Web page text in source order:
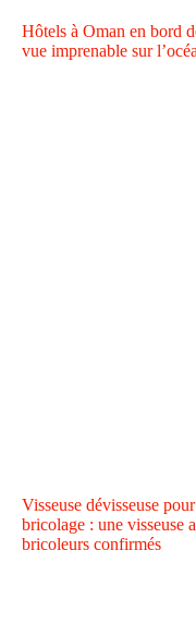
Hôtels à Oman en bord
vue imprenable sur
Visseuse dévisseuse
bricolage : une visseuse
bricoleurs confirmés